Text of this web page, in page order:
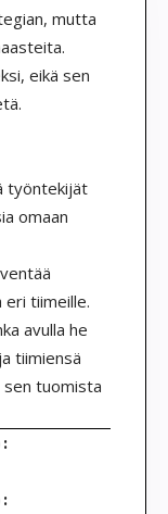
mutta
eikä sen
työntekijät
omaan
tiimeille.
avulla he
tiimiensä
tuomista